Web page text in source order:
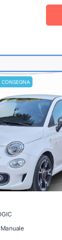
CONSEGNA